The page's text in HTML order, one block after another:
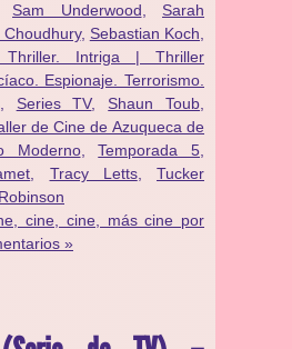
Sam Underwood
Sarah
Choudhury, Sebastian Koch
Intriga | Thriller
Espionaje. Terrorismo.
, Series TV, Shaun Toub
de Cine de Azuqueca de
Moderno,Temporada 5
Tracy Letts, Tucker
cine, cine, más cine por
»